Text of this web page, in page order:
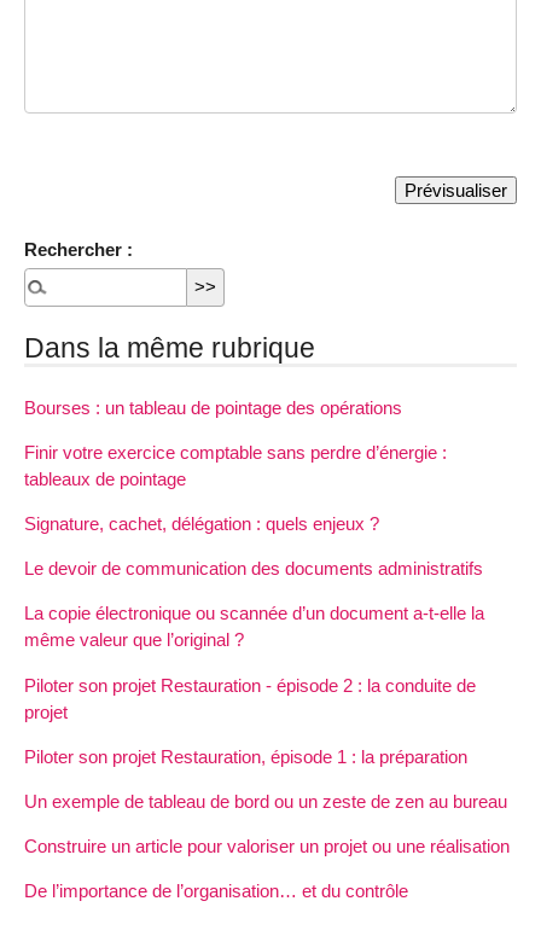
Rechercher :
Dans la même rubrique
Bourses : un tableau de pointage des opérations
Finir votre exercice comptable sans perdre d’énergie :
tableaux de pointage
Signature, cachet, délégation : quels enjeux ?
Le devoir de communication des documents administratifs
La copie électronique ou scannée d’un document a-t-elle la
même valeur que l’original ?
Piloter son projet Restauration - épisode 2 : la conduite de
projet
Piloter son projet Restauration, épisode 1 : la préparation
Un exemple de tableau de bord ou un zeste de zen au bureau
Construire un article pour valoriser un projet ou une réalisation
De l’importance de l’organisation… et du contrôle